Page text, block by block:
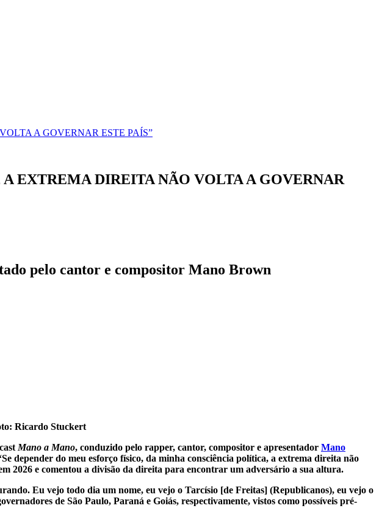
A GOVERNAR ESTE PAÍS”
EXTREMA DIREITA NÃO VOLTA A GOVERNAR
pelo cantor e compositor Mano Brown
Ricardo Stuckert
Mano a Mano, conduzido pelo rapper, cantor, compositor e apresentador Mano
depender do meu esforço físico, da minha consciência política, a extrema direita não
2026 e comentou a divisão da direita para encontrar um adversário a sua altura.
Eu vejo todo dia um nome, eu vejo o Tarcísio [de Freitas] (Republicanos), eu vejo o
de São Paulo, Paraná e Goiás, respectivamente, vistos como possíveis pré-